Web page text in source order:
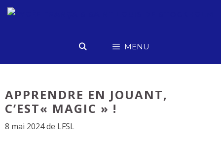
Aller
MENU
APPRENDRE EN JOUANT,
C’EST« MAGIC » !
8 mai 2024de LFSL